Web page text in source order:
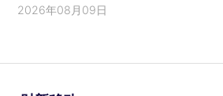
2026年08月09日